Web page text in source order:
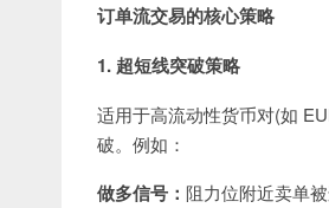
订单流交易的核心策略
1. 超短线突破策略
适用于高流动性货币对(如
破。例如：
做多信号： 阻力位附近卖单